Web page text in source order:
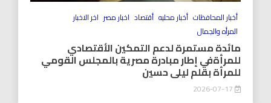
أخبار المحافظات أخبار محليه أقتصاد اخبار مصر اخر الاخبار
المرأه والجمال
مائدة مستمرة لدعم التمكين الأقتصادي
للمرأةفي إطار مبادرة مصرية بالمجلس القومي
للمرأة بقلم ليلى حسين